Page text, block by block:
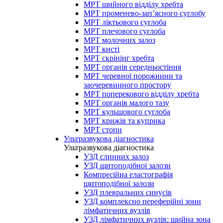
МРТ шийного відділу хребта
МРТ променево-зап’ясного суглобу
МРТ ліктьового суглоба
МРТ плечового суглоба
МРТ молочних залоз
МРТ кисті
МРТ скрінінг хребта
МРТ органів середньостіння
МРТ черевної порожнини та
заочеревинного простору
МРТ поперекового відділу хребта
МРТ органів малого тазу
МРТ кульшового суглоба
МРТ крижів та куприка
МРТ стопи
Ультразвукова діагностика
Ультразвукова діагностика
УЗД слинних залоз
УЗД щитоподібної залози
Компресійна еластографія
щитоподібної залози
УЗД плевральних синусів
УЗД комплексно переферійні зони
лімфатичних вузлів
УЗД лімфатичних вузлів: шийна зона